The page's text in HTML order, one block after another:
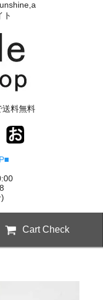
ト
送料無料
Cart Check